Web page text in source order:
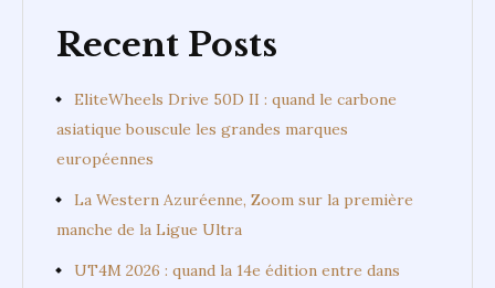
Recent Posts
EliteWheels Drive 50D II : quand le carbone
asiatique bouscule les grandes marques
européennes
La Western Azuréenne, Zoom sur la première
manche de la Ligue Ultra
UT4M 2026 : quand la 14e édition entre dans